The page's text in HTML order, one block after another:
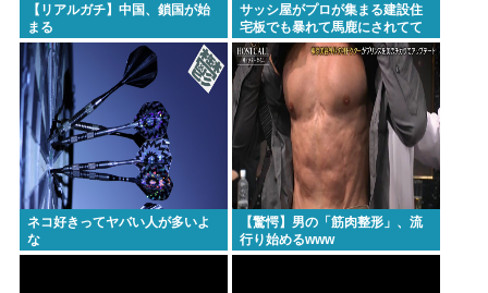
【リアルガチ】中国、鎖国が始
まる
サッシ屋がプロが集まる建設住
宅板でも暴れて馬鹿にされてて
ワロタw
ネコ好きってヤバい人が多いよ
な
【驚愕】男の「筋肉整形」、流
行り始めるwww